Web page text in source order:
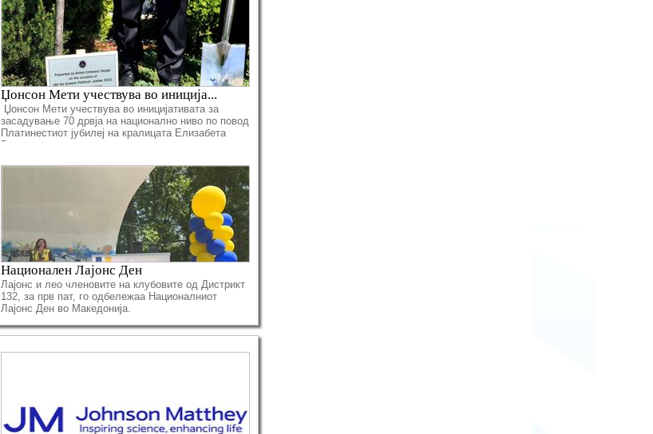
Џонсон Мети учествува во иниција...
Џонсон Мети учествува во иницијативата за
засадување 70 дрвја на национално ниво по повод
Платинестиот јубилеј на кралицата Елизабета
Втора.
Национален Лајонс Ден
Лајонс и лео членовите на клубовите од Дистрикт
132, за прв пат, го одбележаа Националниот
Лајонс Ден во Македонија.